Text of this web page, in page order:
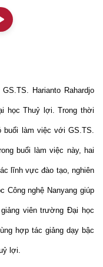
Harianto Rahardjo
học Thuỷ lợi. Trong thời
làm việc với GS.TS.
buổi làm việc này, hai
lĩnh vực đào tạo, nghiên
nghệ Nanyang giúp
viên trường Đại học
hợp tác giảng dạy bậc
lợi.